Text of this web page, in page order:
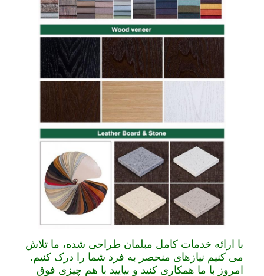
با ارائه خدمات کامل مبلمان طراحی شده، ما تلاش
می کنیم نیازهای منحصر به فرد شما را درک کنیم.
امروز با ما همکاری کنید و بیایید با هم چیزی فوق